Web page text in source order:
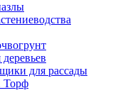
для рассады
Торф